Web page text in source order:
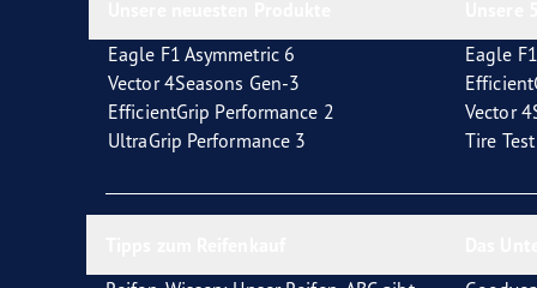
Eagle F1 Asymmetric 6
Vector 4Seasons Gen-3
EfficientGrip Performance 2
UltraGrip Performance 3
Eagle
Vector
Tire